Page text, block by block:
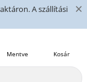
A szállítási
×
Kosár
Mentve